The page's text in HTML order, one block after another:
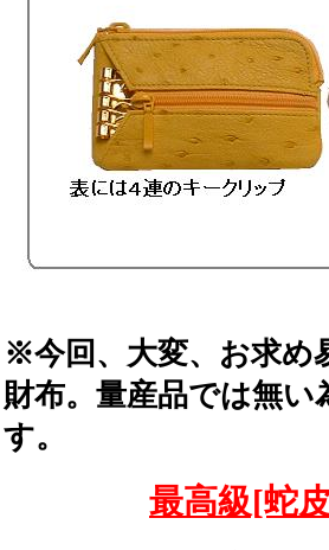
※今回、大変、お求め
財布。量産品では無
す。
最高級[蛇